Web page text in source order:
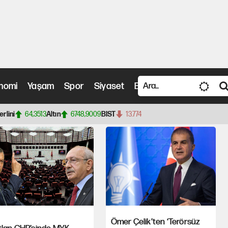
Yaşam Spor Siyaset Bilim ve Teknoloji
64,3513Altın 6748,9009BIST 13.774
Haberler
ve MYK rahatsızlığı: Teşkilatlar
Ömer Çelik’ten ‘Terörsüz